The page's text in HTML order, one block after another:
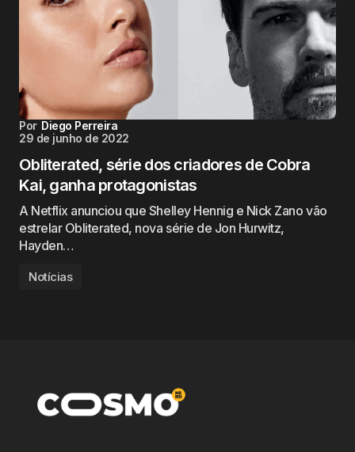
Por Diego Perreira
29 de junho de 2022
Obliterated, série dos criadores de Cobra
Kai, ganha protagonistas
A Netflix anunciou que Shelley Hennig e Nick Zano vão
estrelar Obliterated, nova série de Jon Hurwitz,
Hayden…
Notícias